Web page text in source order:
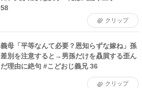
58
クリップ
義母「平等なんて必要？恩知らずな嫁ね」孫
差別を注意すると→男孫だけを贔屓する歪ん
だ理由に絶句 #こどおじ義兄 36
クリップ